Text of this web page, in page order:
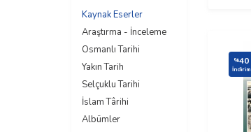
Kaynak Eserler
Araştırma - İnceleme
Osmanlı Tarihi
Yakın Tarih
Selçuklu Tarihi
İslam Târihi
Albümler
%40
İndirim